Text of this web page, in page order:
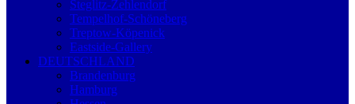
Steglitz-Zehlendorf
Tempelhof-Schöneberg
Treptow-Köpenick
Eastside-Gallery
DEUTSCHLAND
Brandenburg
Hamburg